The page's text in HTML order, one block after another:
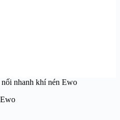
nhanh khí nén Ewo